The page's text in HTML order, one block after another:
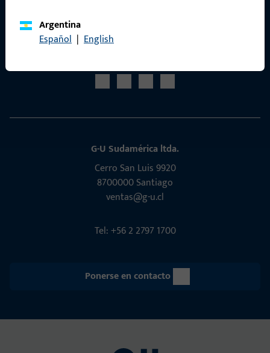
Argentina
Español | English
G-U Sudamérica ltda.
Cerro San Luis 9920
8700000 Santiago
ventas@g-u.cl
Tel: +56 2 2797 1700
Ponerse en contacto